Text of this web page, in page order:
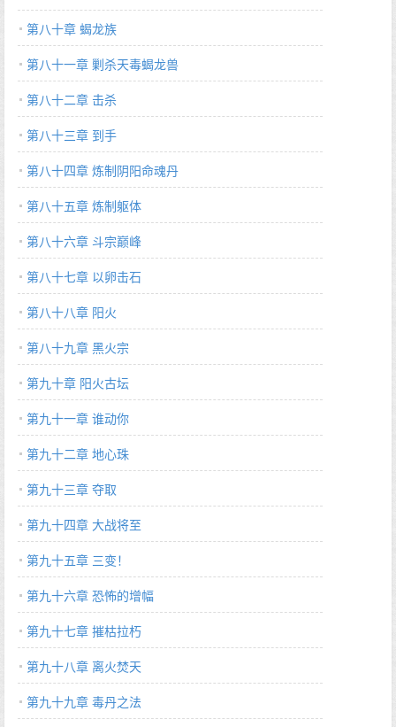
第八十章 蝎龙族
第八十一章 剿杀天毒蝎龙兽
第八十二章 击杀
第八十三章 到手
第八十四章 炼制阴阳命魂丹
第八十五章 炼制躯体
第八十六章 斗宗巅峰
第八十七章 以卵击石
第八十八章 阳火
第八十九章 黑火宗
第九十章 阳火古坛
第九十一章 谁动你
第九十二章 地心珠
第九十三章 夺取
第九十四章 大战将至
第九十五章 三变！
第九十六章 恐怖的增幅
第九十七章 摧枯拉朽
第九十八章 离火焚天
第九十九章 毒丹之法